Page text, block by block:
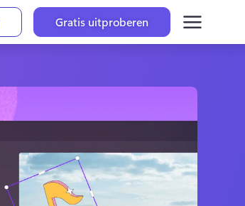
Gratis uitproberen